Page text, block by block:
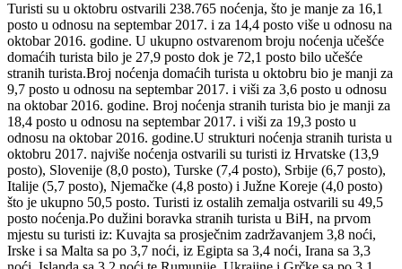
Turisti su u oktobru ostvarili 238.765 noćenja, što je manje za 16,1
posto u odnosu na septembar 2017. i za 14,4 posto više u odnosu na
oktobar 2016. godine. U ukupno ostvarenom broju noćenja učešće
domaćih turista bilo je 27,9 posto dok je 72,1 posto bilo učešće
stranih turista.Broj noćenja domaćih turista u oktobru bio je manji za
9,7 posto u odnosu na septembar 2017. i viši za 3,6 posto u odnosu
na oktobar 2016. godine. Broj noćenja stranih turista bio je manji za
18,4 posto u odnosu na septembar 2017. i viši za 19,3 posto u
odnosu na oktobar 2016. godine.U strukturi noćenja stranih turista u
oktobru 2017. najviše noćenja ostvarili su turisti iz Hrvatske (13,9
posto), Slovenije (8,0 posto), Turske (7,4 posto), Srbije (6,7 posto),
Italije (5,7 posto), Njemačke (4,8 posto) i Južne Koreje (4,0 posto)
što je ukupno 50,5 posto. Turisti iz ostalih zemalja ostvarili su 49,5
posto noćenja.Po dužini boravka stranih turista u BiH, na prvom
mjestu su turisti iz: Kuvajta sa prosječnim zadržavanjem 3,8 noći,
Irske i sa Malta sa po 3,7 noći, iz Egipta sa 3,4 noći, Irana sa 3,3